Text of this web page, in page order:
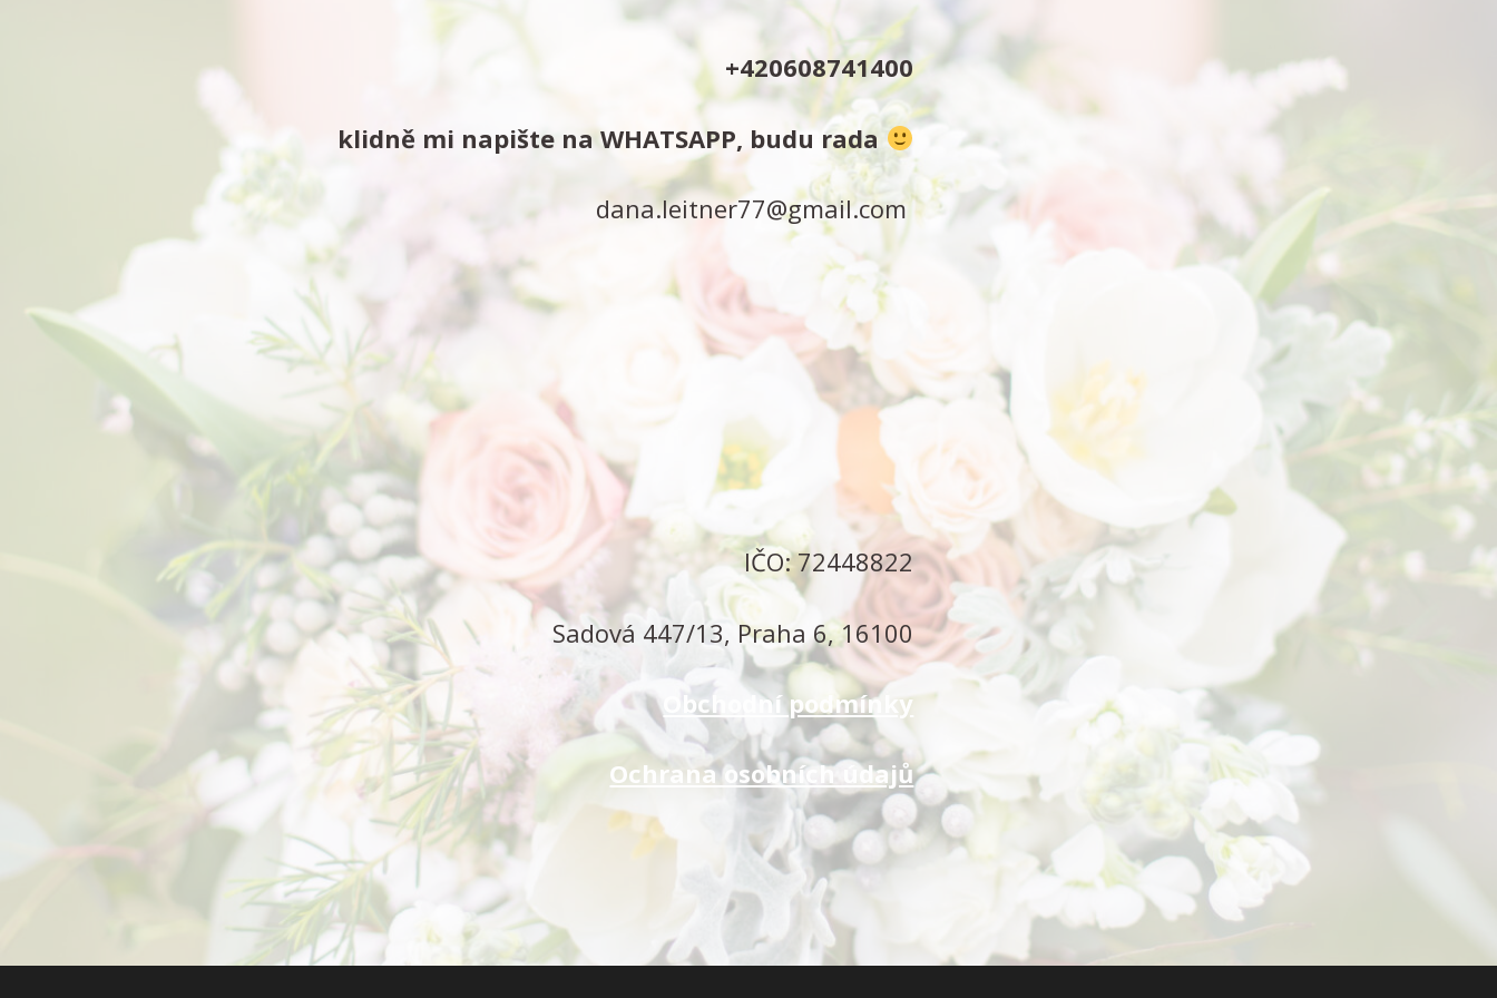
+420608741400
klidně mi napište na WHATSAPP, budu rada
dana.leitner77@gmail.com
IČO: 72448822
Sadová 447/13, Praha 6, 16100
Obchodní podmínky
Ochrana osobních údajů